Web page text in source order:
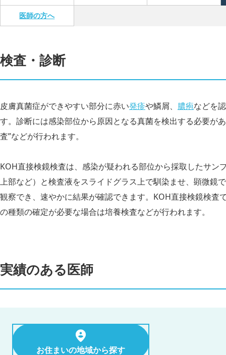
医師の方へ
検査・診断
皮膚真菌症ができやすい部分に赤い発疹や鱗屑、 膿疱などを
す。診断には感染部位から原因となる真菌を検出する必要が
査”などが行われます。
KOH直接検鏡検査は、感染が疑われる部位から採取したサン
上部など）と検査液をスライドグラス上で馴染ませ、顕微鏡
観察でき、速やかに結果が確認できます。KOH直接検鏡検査
の種類の確定が必要な場合は培養検査などが行われます。
実績のある医師
お住まいの地域から探す